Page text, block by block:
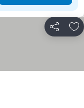
Distribuiți